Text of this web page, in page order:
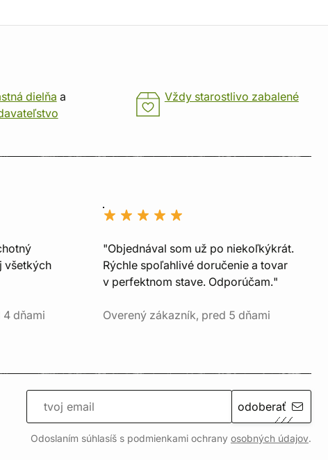
dielňa a
Vždy starostlivo zabalené
všetkých
4 dňami
"Objednával som už po niekoľkýkrát.
Rýchle spoľahlivé doručenie a tovar
v perfektnom stave. Odporúčam."
Overený zákazník, pred 5 dňami
odoberať
Odoslaním súhlasíš s podmienkami ochrany osobných údajov.